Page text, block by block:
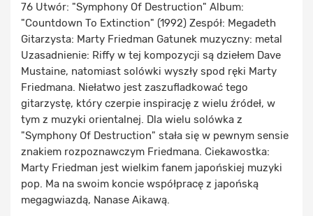
76 Utwór: "Symphony Of Destruction" Album:
"Countdown To Extinction" (1992) Zespół: Megadeth
Gitarzysta: Marty Friedman Gatunek muzyczny: metal
Uzasadnienie: Riffy w tej kompozycji są dziełem Dave
Mustaine, natomiast solówki wyszły spod ręki Marty
Friedmana. Niełatwo jest zaszufladkować tego
gitarzystę, który czerpie inspirację z wielu źródeł, w
tym z muzyki orientalnej. Dla wielu solówka z
"Symphony Of Destruction" stała się w pewnym sensie
znakiem rozpoznawczym Friedmana. Ciekawostka:
Marty Friedman jest wielkim fanem japońskiej muzyki
pop. Ma na swoim koncie współpracę z japońską
megagwiazdą, Nanase Aikawą.